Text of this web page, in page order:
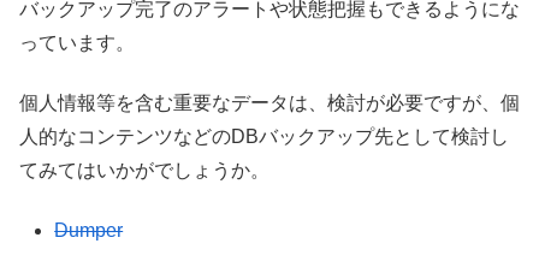
バックアップ完了のアラートや状態把握もできるようにな
っています。
個人情報等を含む重要なデータは、検討が必要ですが、個
人的なコンテンツなどのDBバックアップ先として検討し
てみてはいかがでしょうか。
Dumper